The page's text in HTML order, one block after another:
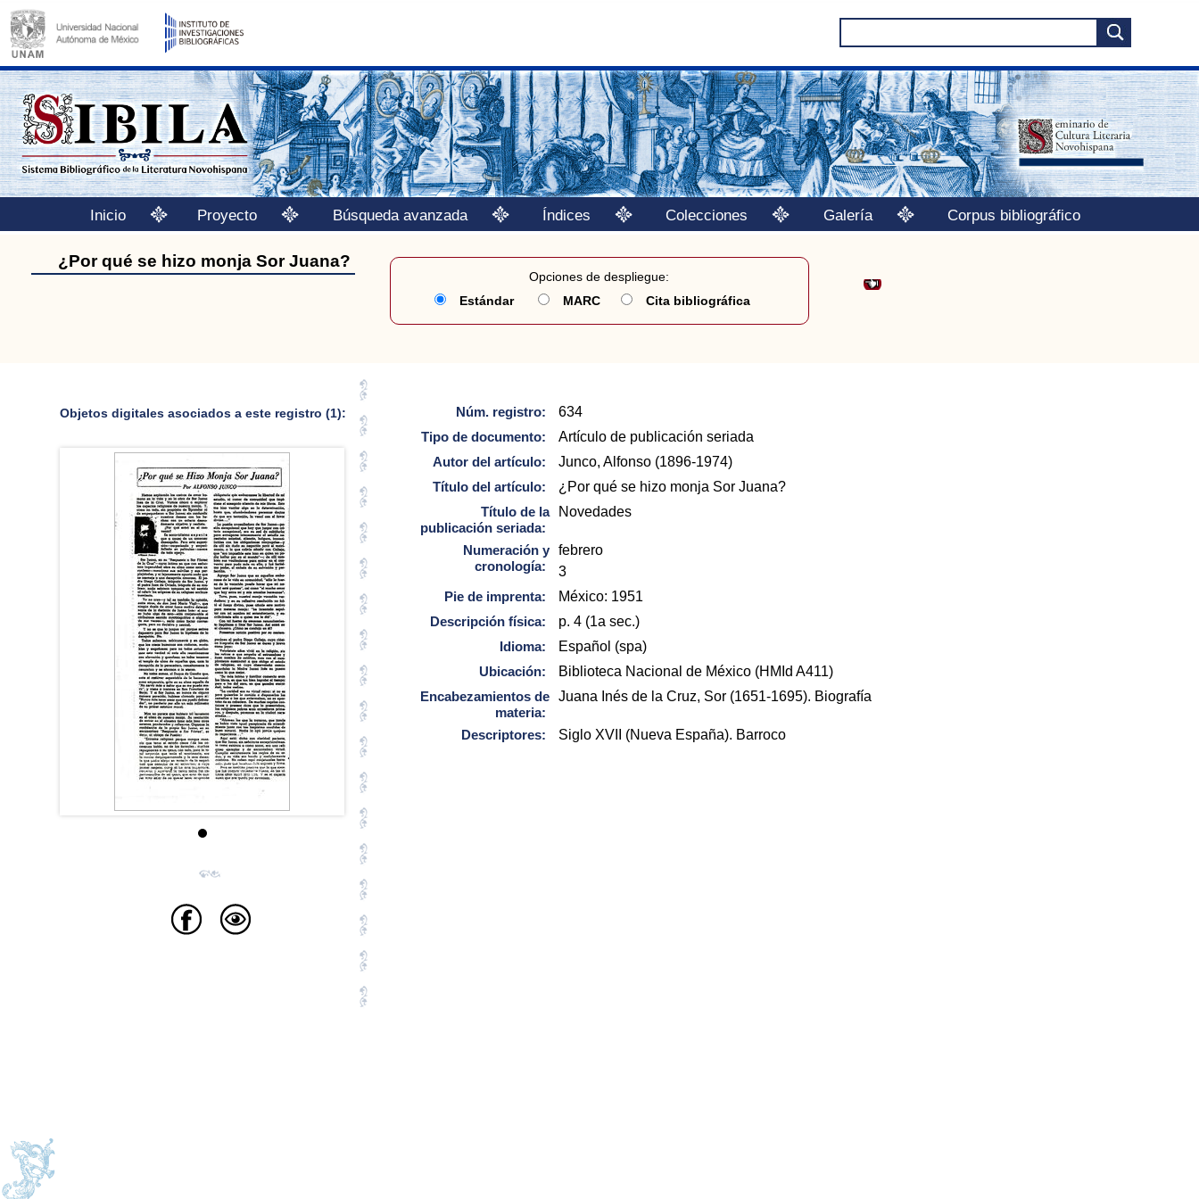
Inicio Proyecto Búsqueda avanzada Índices Colecciones Galería Corpus bibliográfico
¿Por qué se hizo monja Sor Juana?
Opciones de despliegue:
Estándar
MARC Cita bibliográfica
Objetos digitales asociados a este registro (1): Núm. registro:
634
Tipo de documento:
Artículo de publicación seriada
Autor del artículo:
Junco, Alfonso (1896-1974)
Título del artículo:
¿Por qué se hizo monja Sor Juana?
Título de la
publicación seriada:
Novedades
Numeración y
cronología:
febrero
3
Pie de imprenta:
México: 1951
Descripción física:
p. 4 (1a sec.)
Idioma:
Español (spa)
Ubicación:
Biblioteca Nacional de México (HMId A411)
Encabezamientos de
materia:
Juana Inés de la Cruz, Sor (1651-1695). Biografía
Descriptores: Siglo XVII (Nueva España). Barroco